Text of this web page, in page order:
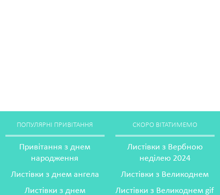
ПОПУЛЯРНІ ПРИВІТАННЯ
Привітання з днем
народження
Листівки з днем ангела
Листівки з днем
СКОРО ВІТАТИМЕМО
Листівки з Вербною
неділею 2024
Листівки з Великоднем
Листівки з Великоднем gif